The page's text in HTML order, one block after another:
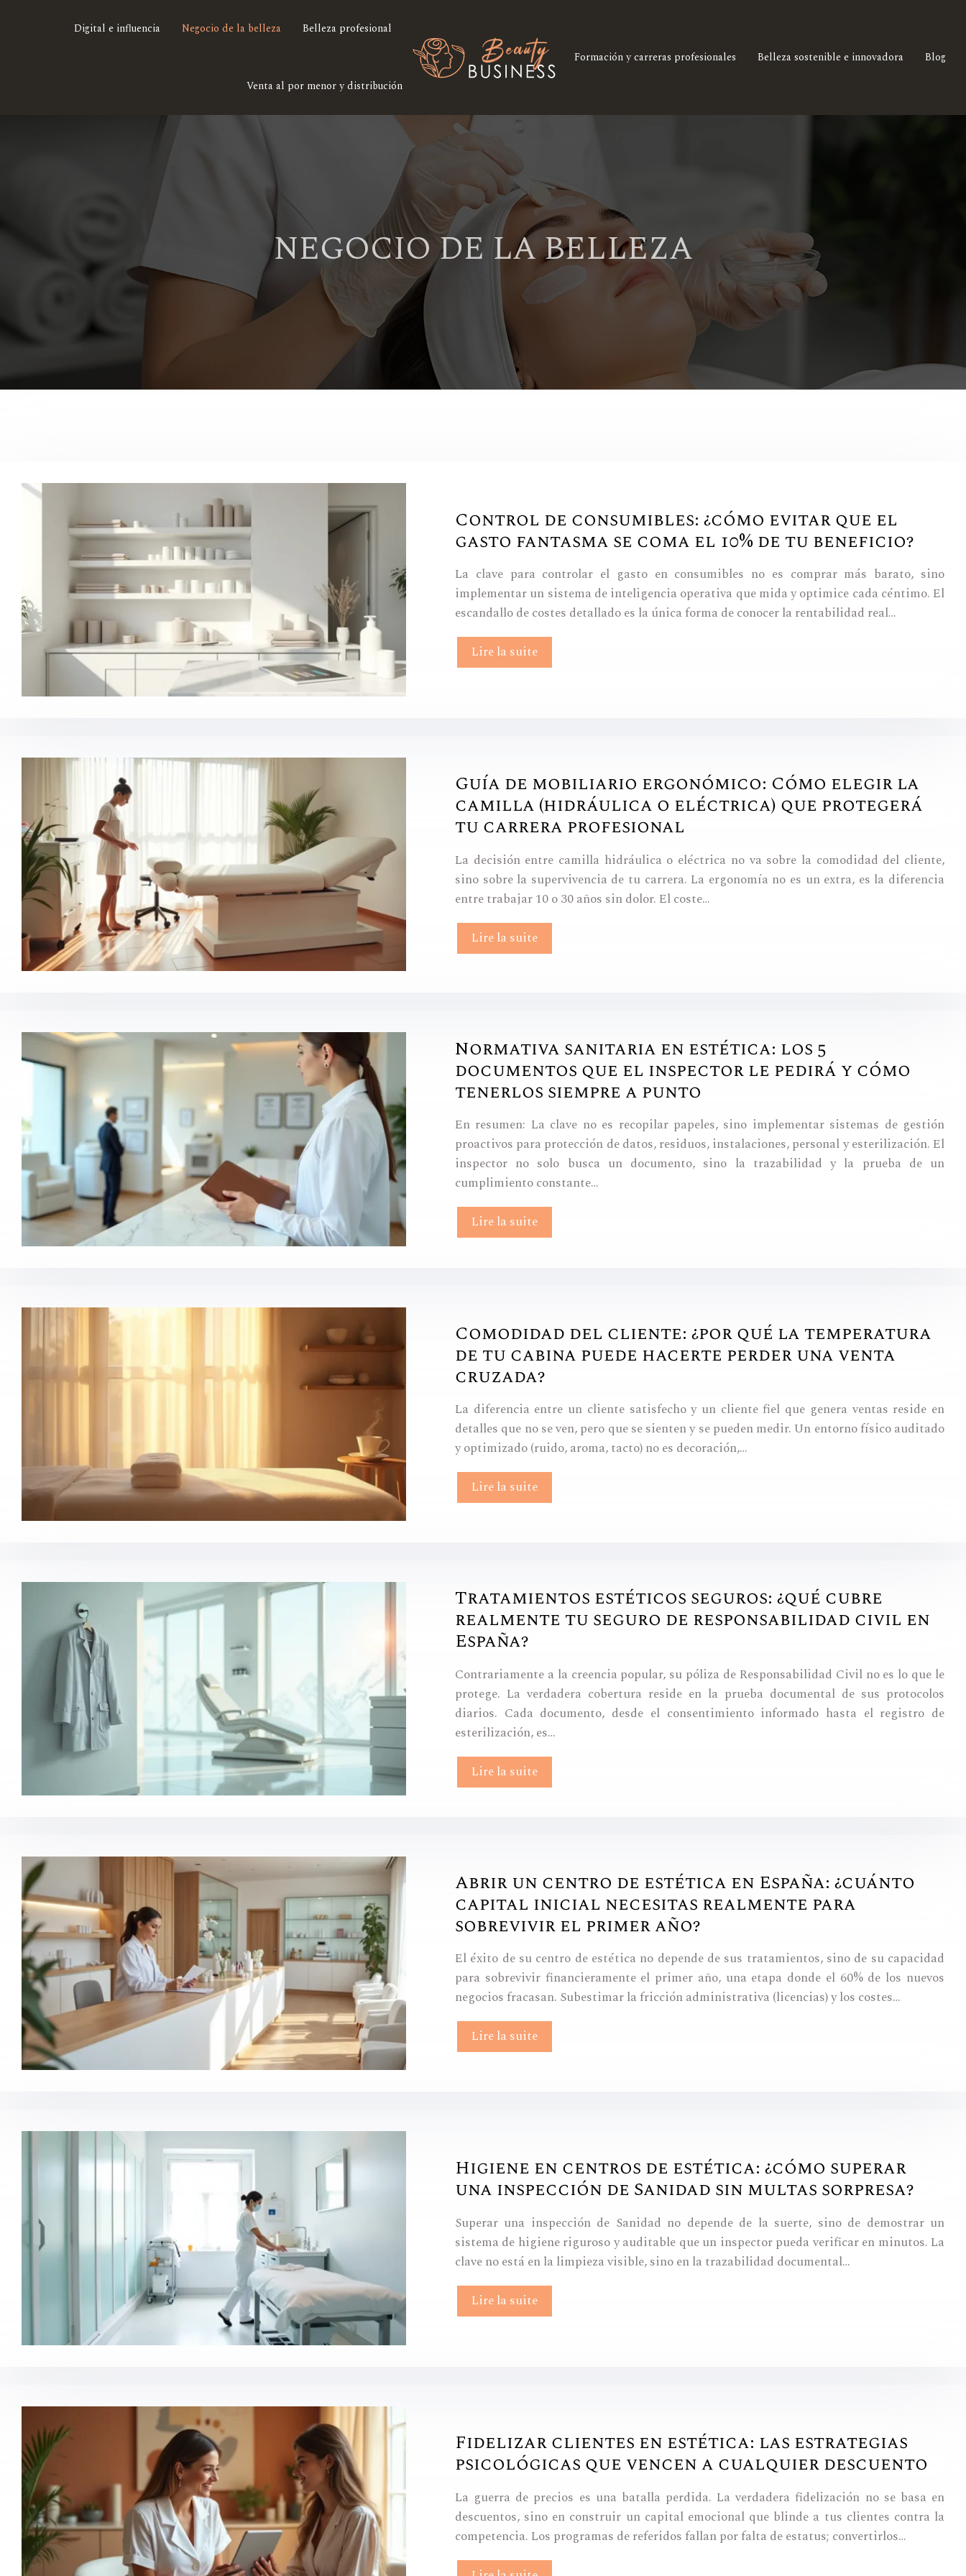
Belleza profesional
Negocio de la belleza
Digital e influencia
Venta al por menor y distribución
Formación y carreras profesionales Belleza sostenible e innovadora Blog
NEGOCIO DE LA BELLEZA
Control de consumibles: ¿cómo evitar que el
gasto fantasma se coma el 10% de tu beneficio?
La clave para controlar el gasto en consumibles no es comprar más barato, sino
implementar un sistema de inteligencia operativa que mida y optimice cada céntimo. El
escandallo de costes detallado es la única forma de conocer la rentabilidad real…
Lire la suite
Guía de mobiliario ergonómico: Cómo elegir la
camilla (hidráulica o eléctrica) que protegerá
tu carrera profesional
La decisión entre camilla hidráulica o eléctrica no va sobre la comodidad del cliente,
sino sobre la supervivencia de tu carrera. La ergonomía no es un extra, es la diferencia
entre trabajar 10 o 30 años sin dolor. El coste…
Lire la suite
Normativa sanitaria en estética: los 5
documentos que el inspector le pedirá y cómo
tenerlos siempre a punto
En resumen: La clave no es recopilar papeles, sino implementar sistemas de gestión
proactivos para protección de datos, residuos, instalaciones, personal y esterilización. El
inspector no solo busca un documento, sino la trazabilidad y la prueba de un
cumplimiento constante…
Lire la suite
Comodidad del cliente: ¿por qué la temperatura
de tu cabina puede hacerte perder una venta
cruzada?
La diferencia entre un cliente satisfecho y un cliente fiel que genera ventas reside en
detalles que no se ven, pero que se sienten y se pueden medir. Un entorno físico auditado
y optimizado (ruido, aroma, tacto) no es decoración,…
Lire la suite
Tratamientos estéticos seguros: ¿qué cubre
realmente tu seguro de responsabilidad civil en
España?
Contrariamente a la creencia popular, su póliza de Responsabilidad Civil no es lo que le
protege. La verdadera cobertura reside en la prueba documental de sus protocolos
diarios. Cada documento, desde el consentimiento informado hasta el registro de
esterilización, es…
Lire la suite
Abrir un centro de estética en España: ¿cuánto
capital inicial necesitas realmente para
sobrevivir el primer año?
El éxito de su centro de estética no depende de sus tratamientos, sino de su capacidad
para sobrevivir financieramente el primer año, una etapa donde el 60% de los nuevos
negocios fracasan. Subestimar la fricción administrativa (licencias) y los costes…
Lire la suite
Higiene en centros de estética: ¿cómo superar
una inspección de Sanidad sin multas sorpresa?
Superar una inspección de Sanidad no depende de la suerte, sino de demostrar un
sistema de higiene riguroso y auditable que un inspector pueda verificar en minutos. La
clave no está en la limpieza visible, sino en la trazabilidad documental…
Lire la suite
Fidelizar clientes en estética: las estrategias
psicológicas que vencen a cualquier descuento
La guerra de precios es una batalla perdida. La verdadera fidelización no se basa en
descuentos, sino en construir un capital emocional que blinde a tus clientes contra la
competencia. Los programas de referidos fallan por falta de estatus; convertirlos…